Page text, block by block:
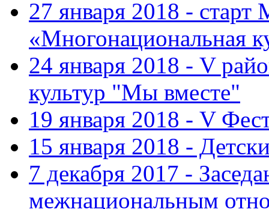
27 января 2018 - старт
«Многонациональная
24 января 2018 - V
культур "Мы вместе"
19 января 2018 - V
15 января 2018 -
7 декабря 2017 -
межнациональным